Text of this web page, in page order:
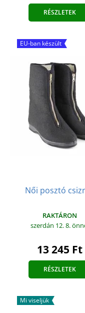
RÉSZLETEK
EU-ban készült
Női posztó
RAKTÁRON
szerdán 12. 8.
13 245 Ft
RÉSZLETEK
Mi viseljük